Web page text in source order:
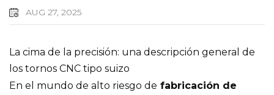
AUG 27, 2025
La cima de la precisión: una descripción general de
los tornos CNC tipo suizo
En el mundo de alto riesgo de fabricación de